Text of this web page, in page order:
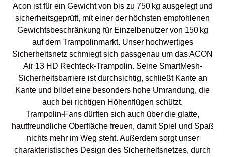
Acon ist für ein Gewicht von bis zu 750 kg ausgelegt und
sicherheitsgeprüft, mit einer der höchsten empfohlenen
Gewichtsbeschränkung für Einzelbenutzer von 150 kg
auf dem Trampolinmarkt. Unser hochwertiges
Sicherheitsnetz schmiegt sich passgenau um das ACON
Air 13 HD Rechteck-Trampolin. Seine SmartMesh-
Sicherheitsbarriere ist durchsichtig, schließt Kante an
Kante und bildet eine besonders hohe Umrandung, die
auch bei richtigen Höhenflügen schützt.
Trampolin-Fans dürften sich auch über die glatte,
hautfreundliche Oberfläche freuen, damit Spiel und Spaß
nichts mehr im Weg steht. Außerdem sorgt unser
charakteristisches Design des Sicherheitsnetzes, durch